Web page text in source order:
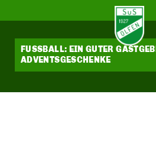
FUSSBALL: EIN GUTER
DVENTSGESCHENKE